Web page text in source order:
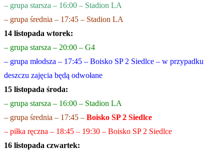
– grupa starsza – 16:00 – Stadion LA
– grupa średnia – 17:45 – Stadion LA
14 listopada wtorek:
– grupa starsza – 20:00 – G4
– grupa młodsza – 17:45 – Boisko SP 2 Siedlce – w przypadku
deszczu zajęcia będą odwołane
15 listopada środa:
– grupa starsza – 16:00 – Stadion LA
– grupa średnia – 17:45 – Boisko SP 2 Siedlce
– piłka ręczna – 18:45 – 19:30 – Boisko SP 2 Siedlce
16 listopada czwartek: